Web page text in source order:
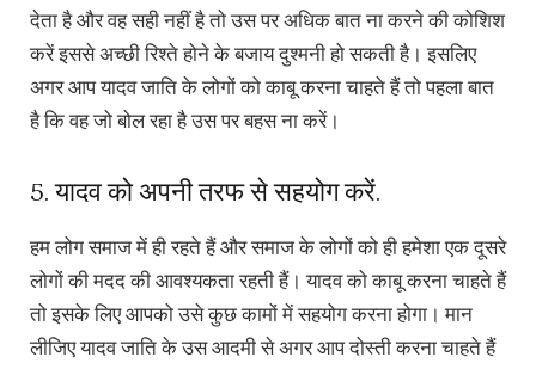
देता है और वह सही नहीं है तो उस पर अधिक बात ना करने की कोशिश
करें इससे अच्छी रिश्ते होने के बजाय दुश्मनी हो सकती है। इसलिए
अगर आप यादव जाति के लोगों को काबू करना चाहते हैं तो पहला बात
है कि वह जो बोल रहा है उस पर बहस ना करें।
5. यादव को अपनी तरफ से सहयोग करें.
हम लोग समाज में ही रहते हैं और समाज के लोगों को ही हमेशा एक दूसरे
लोगों की मदद की आवश्यकता रहती हैं। यादव को काबू करना चाहते हैं
तो इसके लिए आपको उसे कुछ कामों में सहयोग करना होगा। मान
लीजिए यादव जाति के उस आदमी से अगर आप दोस्ती करना चाहते हैं